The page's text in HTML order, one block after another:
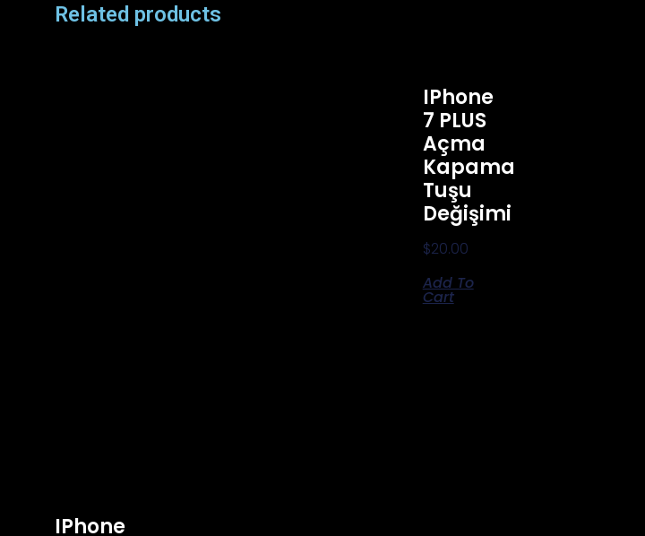
Related products
IPhone
7 PLUS
Açma
Kapama
Tuşu
Değişimi
$20.00
Add To
Cart
IPhone